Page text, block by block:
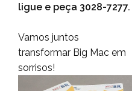
ligue e peça 3028-7277.
Vamos juntos
transformar Big Mac em
sorrisos!